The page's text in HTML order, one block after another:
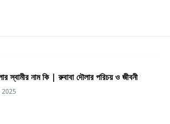
স্বামীর নাম কি | রুবাবা দৌলার পরিচয় ও জীবনী
2025